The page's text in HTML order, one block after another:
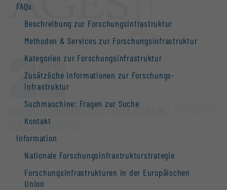
FAQs
Beschreibung zur Forschungs­infrastruktur
Methoden & Services zur Forschungs­infrastruktur
Kategorien zur Forschungs­infrastruktur
Zusätzliche Informationen zur Forschungs­
infrastruktur
Suchmaschine: Fragen zur Suche
Kontakt
Information
Nationale Forschungs­infrastruktur­strategie
Forschungs­infrastrukturen in der Europäischen
Union
22
FORSCHUNGS­INFRASTRUKTUREN
COLLABORATION